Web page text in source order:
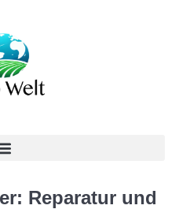
Reparatur und